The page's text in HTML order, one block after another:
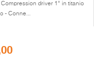
driver 1” in titanio
- Conne...